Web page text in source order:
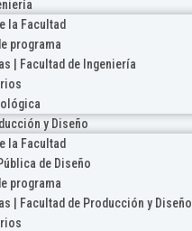
la Facultad
programa
| Facultad de Ingeniería
y Diseño
la Facultad
de Diseño
programa
| Facultad de Producción y Diseño